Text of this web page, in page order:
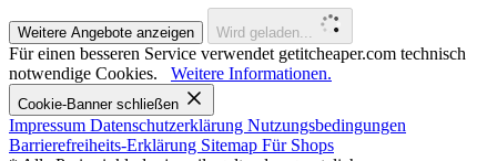
Weitere Angebote anzeigen Wird geladen...
Für einen besseren Service verwendet getitcheaper.com technisch
notwendige Cookies.
Weitere Informationen.
Cookie-Banner schließen
Impressum Datenschutzerklärung Nutzungsbedingungen
Barrierefreiheits-Erklärung Sitemap Für Shops